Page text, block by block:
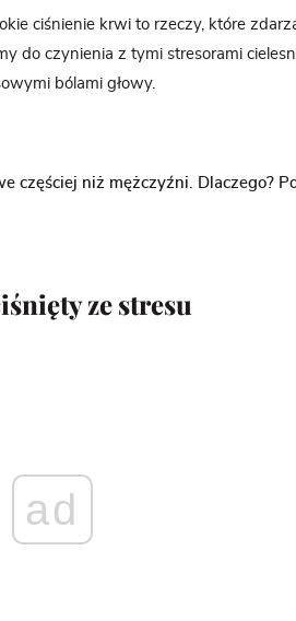
ciśnienie krwi to rzeczy, które
do czynienia z tymi stresorami
bólami głowy.
częściej niż mężczyźni. Dlaczego?
ze stresu
ad